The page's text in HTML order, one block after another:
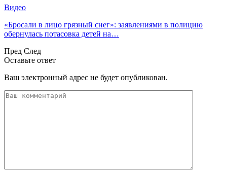
Видео
«Бросали в лицо грязный снег»: заявлениями в полицию
обернулась потасовка детей на…
Пред След
Оставьте ответ
Ваш электронный адрес не будет опубликован.